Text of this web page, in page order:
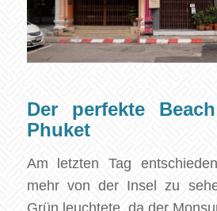
Der perfekte
Phuket
Am letzten Tag
mehr von der Insel zu